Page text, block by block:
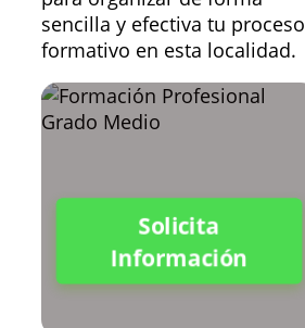
sencilla y efectiva tu proceso
formativo en esta localidad.
Solicita
Información